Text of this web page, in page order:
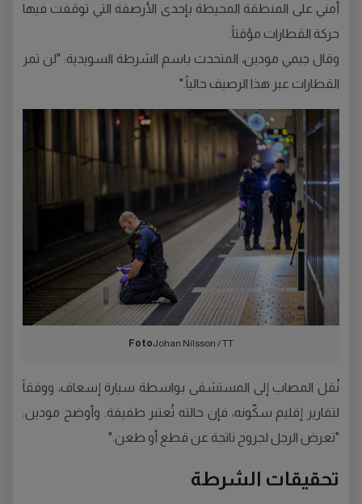
أمني على المنطقة المحيطة بإحدى الأرصفة التي توقفت فيها
حركة القطارات مؤقتاً.
وقال جيمي مودين، المتحدث باسم الشرطة السويدية: "لن تمر
القطارات عبر هذا الرصيف حالياً."
FotoJohan Nilsson / TT
نُقل المصاب إلى المستشفى بواسطة سيارة إسعاف، ووفقاً
لتقارير إقليم سكّونه، فإن حالته تُعتبر طفيفة. وأوضح مودين:
"تعرض الرجل لجروح ناتجة عن قطع أو طعن."
تحقيقات الشرطة